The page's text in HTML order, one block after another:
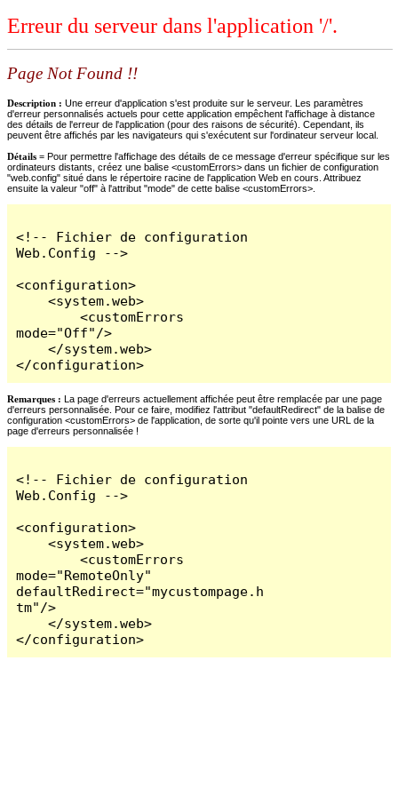
Erreur du serveur dans l'application '/'.
Page Not Found !!
Description : Une erreur d'application s'est produite sur le serveur. Les paramètres
d'erreur personnalisés actuels pour cette application empêchent l'affichage à distance
des détails de l'erreur de l'application (pour des raisons de sécurité). Cependant, ils
peuvent être affichés par les navigateurs qui s'exécutent sur l'ordinateur serveur local.
Détails = Pour permettre l'affichage des détails de ce message d'erreur spécifique sur les
ordinateurs distants, créez une balise <customErrors> dans un fichier de configuration
"web.config" situé dans le répertoire racine de l'application Web en cours. Attribuez
ensuite la valeur "off" à l'attribut "mode" de cette balise <customErrors>.
<!-- Fichier de configuration
Web.Config -->
<configuration>
    <system.web>
        <customErrors
mode="Off"/>
    </system.web>
</configuration>
Remarques : La page d'erreurs actuellement affichée peut être remplacée par une page
d'erreurs personnalisée. Pour ce faire, modifiez l'attribut "defaultRedirect" de la balise de
configuration <customErrors> de l'application, de sorte qu'il pointe vers une URL de la
page d'erreurs personnalisée !
<!-- Fichier de configuration
Web.Config -->
<configuration>
    <system.web>
        <customErrors
mode="RemoteOnly"
defaultRedirect="mycustompage.h
tm"/>
    </system.web>
</configuration>